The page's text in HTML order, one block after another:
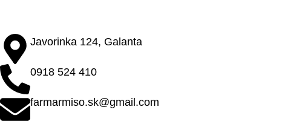
Javorinka 124, Galanta
0918 524 410
farmarmiso.sk@gmail.com